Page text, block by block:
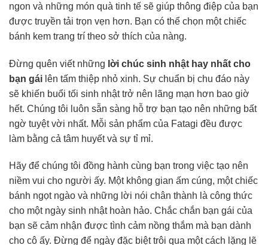
ngon và những món quà tinh tế sẽ giúp thông điệp của bạn
được truyền tải trọn vẹn hơn. Bạn có thể chọn một chiếc
bánh kem trang trí theo sở thích của nàng.
Đừng quên viết những lời chúc sinh nhật hay nhất cho
bạn gái lên tấm thiệp nhỏ xinh. Sự chuẩn bị chu đáo này
sẽ khiến buổi tối sinh nhật trở nên lãng mạn hơn bao giờ
hết. Chúng tôi luôn sẵn sàng hỗ trợ bạn tạo nên những bất
ngờ tuyệt vời nhất. Mỗi sản phẩm của Fatagi đều được
làm bằng cả tâm huyết và sự tỉ mỉ.
Hãy để chúng tôi đồng hành cùng bạn trong việc tạo nên
niềm vui cho người ấy. Một không gian ấm cúng, một chiếc
bánh ngọt ngào và những lời nói chân thành là công thức
cho một ngày sinh nhật hoàn hảo. Chắc chắn bạn gái của
bạn sẽ cảm nhận được tình cảm nồng thắm mà bạn dành
cho cô ấy. Đừng để ngày đặc biệt trôi qua một cách lặng lẽ